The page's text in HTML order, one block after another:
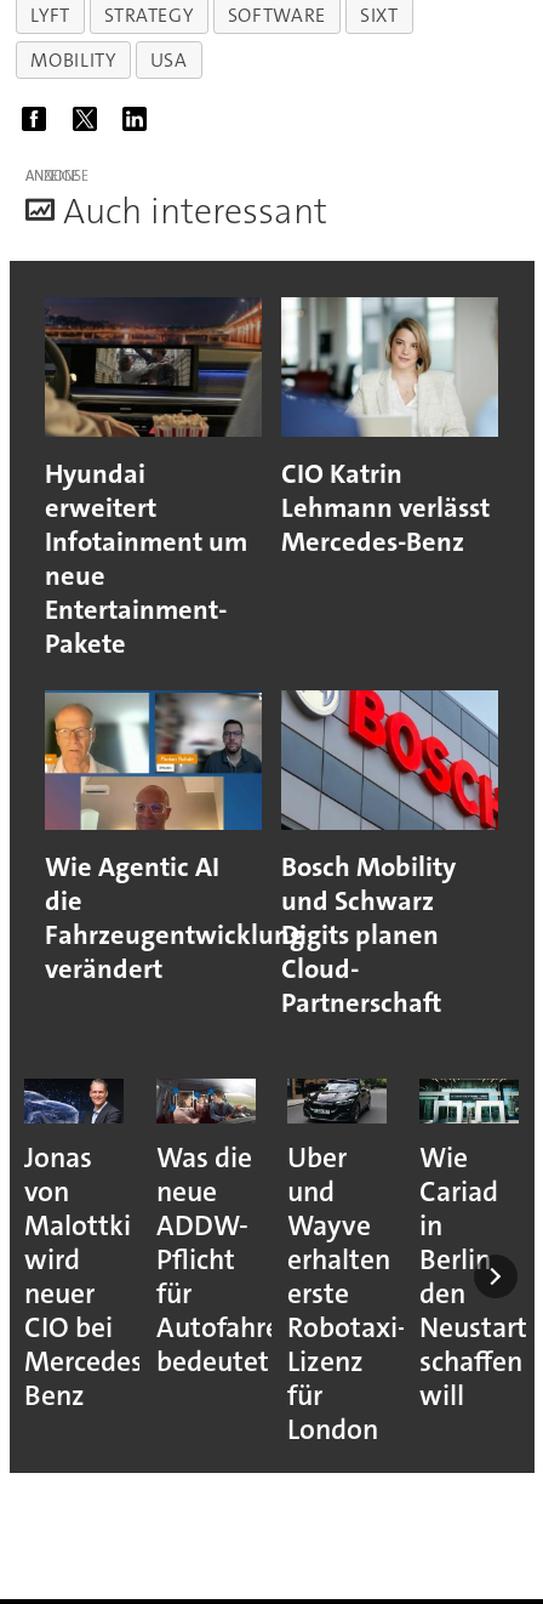
LYFT STRATEGY SOFTWARE
SIXT
MOBILITY
USA
ANZEIGE
Auch interessant
Hyundai
erweitert
Infotainment um
neue
Entertainment-
Pakete
CIO Katrin
Lehmann verlässt
Mercedes-Benz
Wie Agentic AI
die
Fahrzeugentwicklung
verändert
Bosch Mobility
und Schwarz
Digits planen
Cloud-
Partnerschaft
Jonas
von
Malottki
wird
neuer
CIO bei
Mercedes-
Benz
Was die
neue
ADDW-
Pflicht
für
Autofahrer
bedeutet
Uber
und
Wayve
erhalten
erste
Robotaxi-
Lizenz
für
London
Wie
Cariad
in
Berlin
den
Neustart
schaffen
will